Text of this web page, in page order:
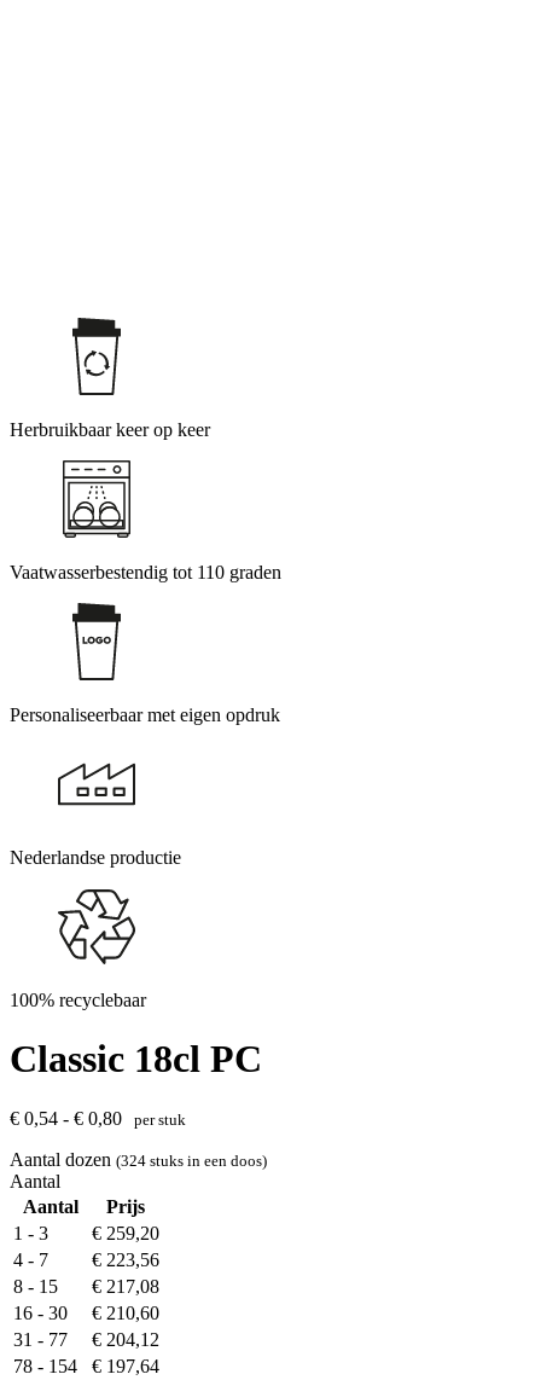
Herbruikbaar keer op keer
Vaatwasserbestendig tot 110 graden
Personaliseerbaar met eigen opdruk
Nederlandse productie
100% recyclebaar
Classic 18cl PC
€ 0,54 - € 0,80 per stuk
Aantal dozen (324 stuks in een doos)
Aantal
Aantal
Prijs
1 - 3
€ 259,20
4 - 7
€ 223,56
8 - 15
€ 217,08
16 - 30
€ 210,60
31 - 77
€ 204,12
78 - 154
€ 197,64